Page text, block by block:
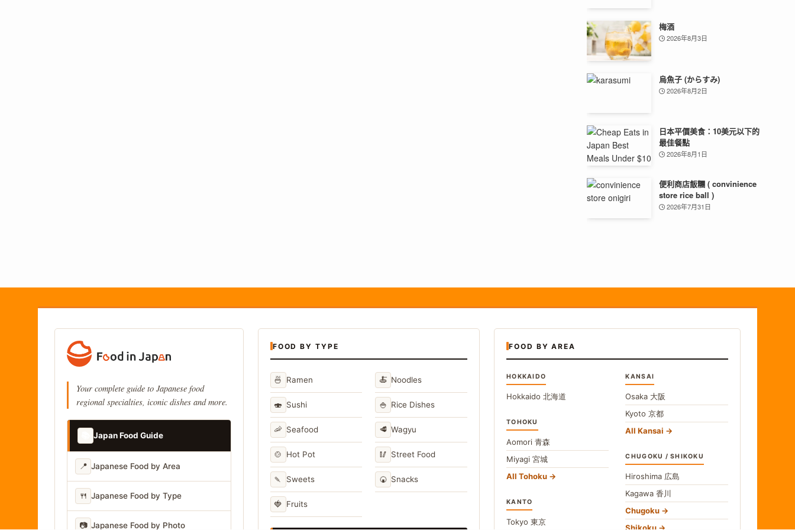
梅酒
2026年8月3日
烏魚子 (からすみ)
2026年8月2日
日本平價美食：10美元以下的
最佳餐點
2026年8月1日
便利商店飯糰 ( convinience
store rice ball )
2026年7月31日
Your complete guide to Japanese food
regional specialties, iconic dishes and more.
Japan Food Guide
📍 Japanese Food by Area
🍴 Japanese Food by Type
📷 Japanese Food by Photo
FOOD BY TYPE
🍜 Ramen 🍝 Noodles
🍣 Sushi 🍚 Rice Dishes
🦐 Seafood 🥩 Wagyu
🍲 Hot Pot 🥢 Street Food
🍡 Sweets 🍘 Snacks
🍓 Fruits
FOOD BY AREA
HOKKAIDO
Hokkaido 北海道
TOHOKU
Aomori 青森
Miyagi 宮城
All Tohoku
KANTO
Tokyo 東京
KANSAI
Osaka 大阪
Kyoto京都
All Kansai
CHUGOKU / SHIKOKU
Hiroshima 広島
Kagawa香川
Chugoku
Shikoku